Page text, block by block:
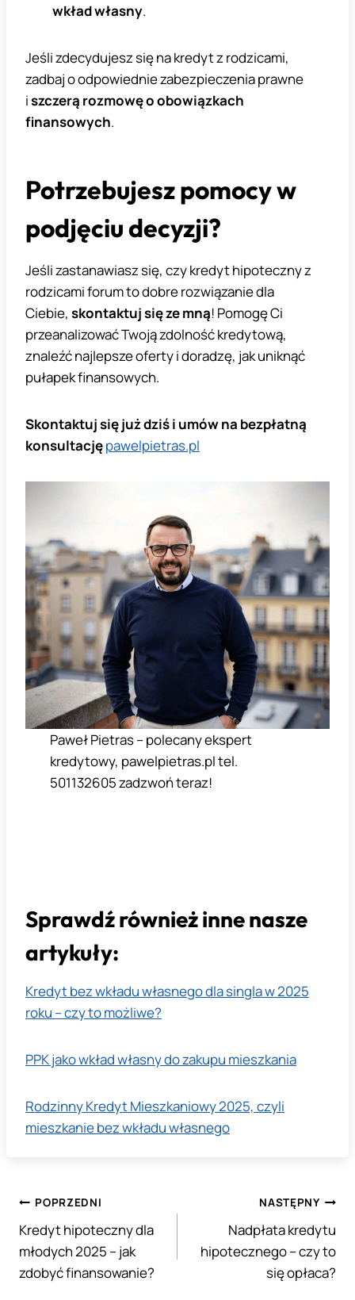
wkład własny.
Jeśli zdecydujesz się na kredyt z rodzicami,
zadbaj o odpowiednie zabezpieczenia prawne
iszczerą rozmowę o obowiązkach
finansowych.
Potrzebujesz pomocy w
podjęciu decyzji?
Jeśli zastanawiasz się, czy kredyt hipoteczny z
rodzicami forum to dobre rozwiązanie dla
Ciebie, skontaktuj się ze mną! Pomogę Ci
przeanalizować Twoją zdolność kredytową,
znaleźć najlepsze oferty i doradzę, jak uniknąć
pułapek finansowych.
Skontaktuj się już dziś i umów na bezpłatną
konsultacjępawelpietras.pl
Paweł Pietras – polecany ekspert
kredytowy, pawelpietras.pl tel.
501132605 zadzwoń teraz!
Sprawdź również inne nasze
artykuły:
Kredyt bez wkładu własnego dla singla w 2025
roku – czy to możliwe?
PPK jako wkład własny do zakupu mieszkania
Rodzinny Kredyt Mieszkaniowy 2025, czyli
mieszkanie bez wkładu własnego
Nawigacja
wpisu
POPRZEDNI
Kredyt hipoteczny dla
młodych 2025 – jak
zdobyć finansowanie?
NASTĘPNY
Nadpłata kredytu
hipotecznego – czy to
się opłaca?